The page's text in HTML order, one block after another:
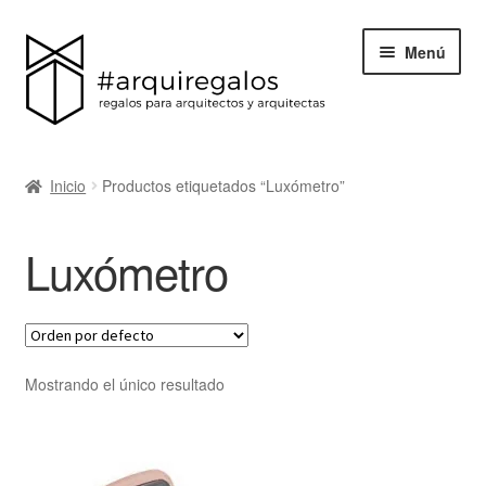
Menú
BLACK FRIDAY
Blog
Acerca de ArquiRegalos
Inicio Productos etiquetados “Luxómetro”
Luxómetro
Mostrando el único resultado